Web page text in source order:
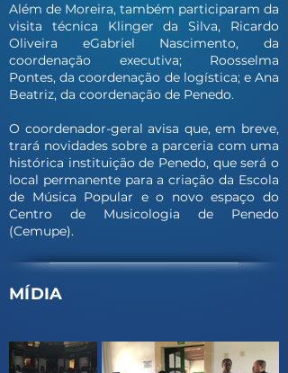
Além de Moreira, também participaram da
visita técnica Klinger da Silva, Ricardo
Oliveira eGabriel Nascimento, da
coordenação executiva; Roosselma
Pontes, da coordenação de logística; e Ana
Beatriz, da coordenação de Penedo.
O coordenador-geral avisa que, em breve,
trará novidades sobre a parceria com uma
histórica instituição de Penedo, que será o
local permanente para a criação da Escola
de Música Popular e o novo espaço do
Centro de Musicologia de Penedo
(Cemupe).
MÍDIA